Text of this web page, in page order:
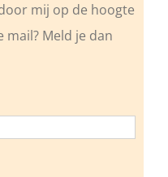
mij op de hoogte
mail? Meld je dan